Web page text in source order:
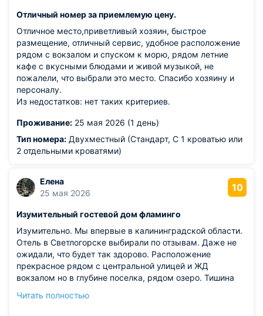
Отличный номер за приемлемую цену.
Отличное место,приветливый хозяин, быстрое
размещение, отличный сервис, удобное расположение
рядом с вокзалом и спуском к морю, рядом летние
кафе с вкусными блюдами и живой музыкой, не
пожалели, что выбрали это место. Спасибо хозяину и
персоналу.
Из недостатков: нет таких критериев.
Проживание: 25 мая 2026 (1 день)
Тип номера: Двухместный (Стандарт, С 1 кроватью или
2 отдельными кроватями)
Елена
25 мая 2026
10
Изумительный гостевой дом фламинго
Изумительно. Мы впервые в калининградской области.
Отель в Светлогорске выбирали по отзывам. Даже не
ожидали, что будет так здорово. Расположение
прекрасное рядом с центральной улицей и ЖД
вокзалом но в глубине поселка, рядом озеро. Тишина
нас полулюкс с 2 мя балкончиками, вечерами ужинали
Читать полностью